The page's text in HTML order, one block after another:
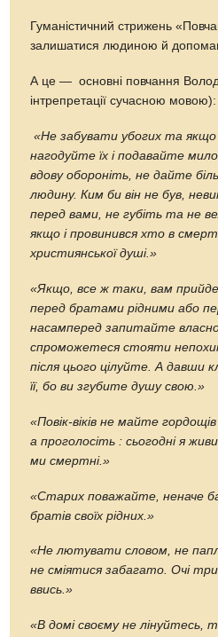
Гуманістичний стрижень
залишатися людиною й
А це — основні повчання
інтрепретації сучасною мовою):
«Не забувати убогих та
нагодуйте їх і подавайте
вдову обороніть, не дайте
людину. Ким би він не був,
перед вами, не губіть та не
якщо і провинився хто в
християнської душі.»
«Якщо, все ж таки, вам
перед братами рідними або
насамперед запитайте
спроможетеся стояти
після цього цілуйте. А давши
її, бо ви згубите душу свою.»
«Повік-віків не майте гордощів
а проголосіть : сьогодні я
ми смертні.»
«Старих поважайте, неначе
братів своїх рідних.»
«Не лютувати словом, не
не сміятися забагато. Очі
ввись.»
«В домі своєму не лінуйтесь,